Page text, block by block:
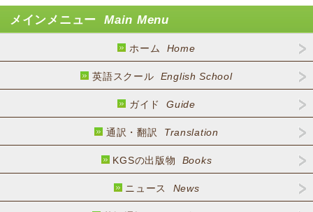
メインメニューMain Menu
ホーム Home
英語スクール English School
ガイドGuide
通訳・翻訳 Translation
KGSの出版物 Books
ニュース News